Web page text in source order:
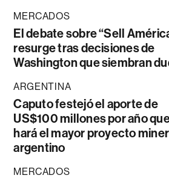
MERCADOS
El debate sobre “Sell
resurge tras decisiones de
Washington que siembran
ARGENTINA
Caputo festejó el aporte de
US$100 millones por año
hará el mayor proyecto
argentino
MERCADOS